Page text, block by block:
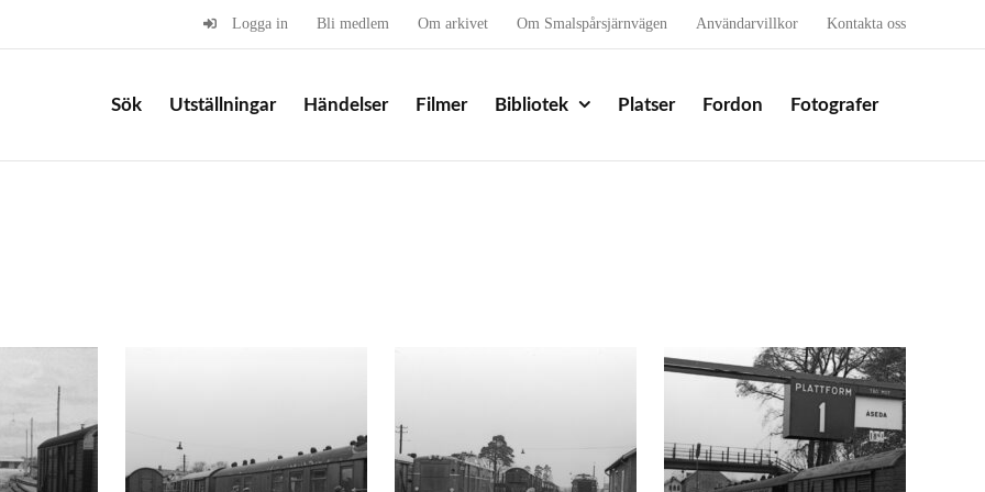
Logga in Bli medlem Om arkivet Om Smalspårsjärnvägen Användarvillkor Kontakta oss
Sök Utställningar Händelser Filmer Bibliotek Platser Fordon Fotografer